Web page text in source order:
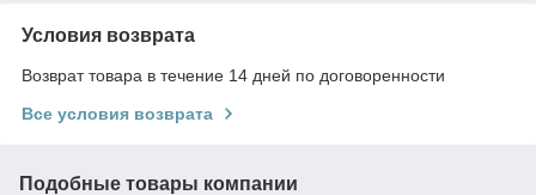
Условия возврата
Возврат товара в течение 14 дней по договоренности
Все условия возврата
Подобные товары компании